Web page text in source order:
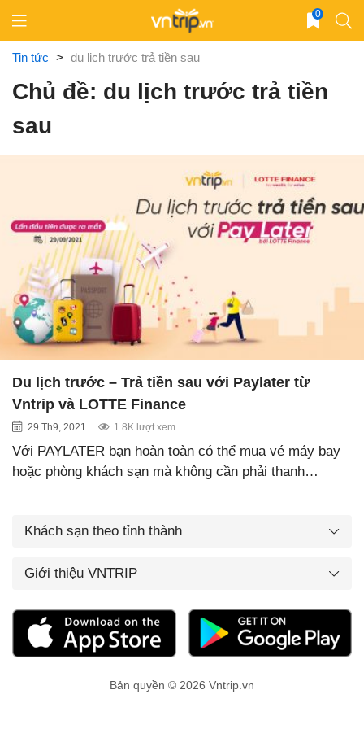
content
0
Tin tức > du lịch trước trả tiền sau
Chủ đề: du lịch trước trả tiền
sau
Du lịch trước – Trả tiền sau với Paylater từ
Vntrip và LOTTE Finance
29 Th9, 2021 1.8K lượt xem
Với PAYLATER bạn hoàn toàn có thể mua vé máy bay
hoặc phòng khách sạn mà không cần phải thanh…
Khách sạn theo tỉnh thành
Giới thiệu VNTRIP
Bản quyền © 2026 Vntrip.vn